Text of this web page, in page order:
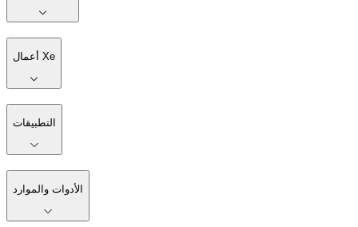
أعمال Xe
التطبيقات
الأدوات والموارد